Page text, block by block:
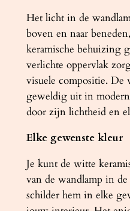
Het licht in de
boven en naar
keramische behuizing
verlichte oppervlak
visuele compositie. De
geweldig uit in
door zijn lichtheid en
Elke gewenste kleur
Je kunt de witte
van de wandlamp in
schilder hem in elke